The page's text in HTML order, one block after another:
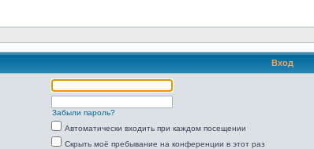
Вход
Забыли пароль?
Автоматически входить при каждом посещении
Скрыть моё пребывание на конференции в этот раз